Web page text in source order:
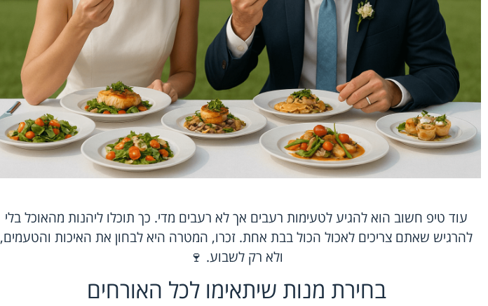
עוד טיפ חשוב הוא להגיע לטעימות רעבים אך לא רעבים מדי. כך תוכלו ליהנות מהאוכל בלי
להרגיש שאתם צריכים לאכול הכול בבת אחת. זכרו, המטרה היא לבחון את האיכות והטעמים,
ולא רק לשבוע. 🍷
בחירת מנות שיתאימו לכל האורחים